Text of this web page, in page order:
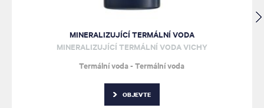
MINERALIZUJÍCÍ TERMÁLNÍ VODA
MINERALIZUJÍCÍ TERMÁLNÍ VODA VICHY
Termální voda - Termální voda
OBJEVTE